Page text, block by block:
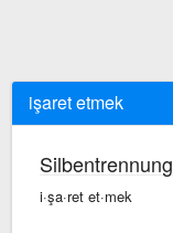
işaret etmek
Silbentrennung
i·şa·ret et·mek